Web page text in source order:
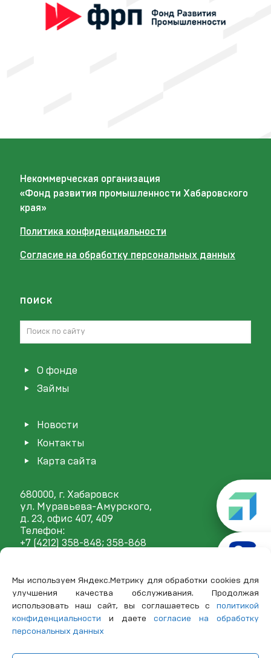
Мы используем Яндекс.Метрику для обработки cookies для
улучшения качества обслуживания. Продолжая
использовать наш сайт, вы соглашаетесь с политикой
конфиденциальности и даетесогласие на обработку
персональных данных
Некоммерческая организация
«Фонд развития промышленности Хабаровского
края»
Политика конфиденциальности
Согласие на обработку персональных данных
поиск
О фонде
Займы
Новости
Контакты
Карта сайта
680000, г. Хабаровск
ул. Муравьева-Амурского,
д. 23, офис 407, 409
Телефон:
+7 (4212) 358-848; 358-868